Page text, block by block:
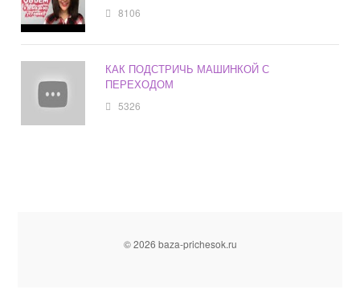
8106
КАК ПОДСТРИЧЬ МАШИНКОЙ С
ПЕРЕХОДОМ
5326
© 2026 baza-prichesok.ru